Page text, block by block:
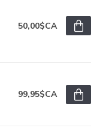
50,00$CA
99,95$CA